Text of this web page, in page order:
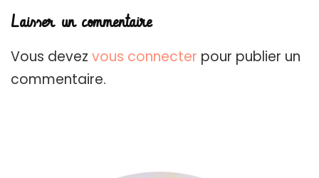
Laisser un commentaire
Vous devez vous connecter pour publier un
commentaire.